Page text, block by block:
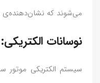
می‌شوند که
نوسانات الکتریکی:
سیستم الکتریکی موتور